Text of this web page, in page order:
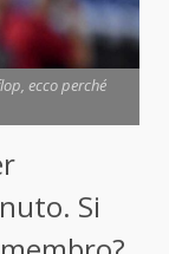
ecco perché
Si